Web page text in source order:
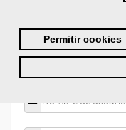
Permitir cookies
tu sector profesional
estás registrado,
búsqueda para